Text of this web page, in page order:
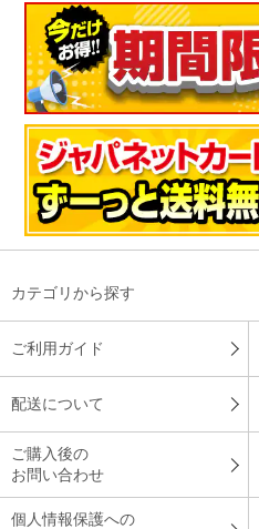
カテゴリから探す
ご利用ガイド
配送について
ご購入後の
お問い合わせ
個人情報保護への